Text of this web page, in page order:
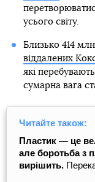
усього світу.
Близько 414
віддалених
які
сумарна вага
Читайте також:
Пластик — це
але боротьба з
вирішить.